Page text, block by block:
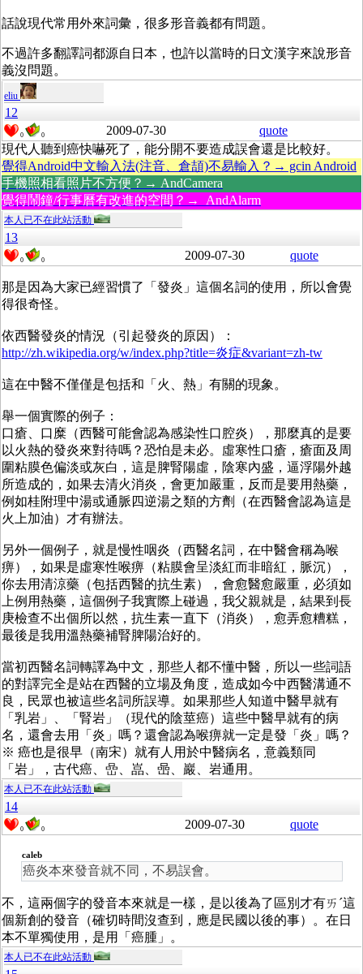
話說現代常用外來詞彙，很多形音義都有問題。
不過許多翻譯詞都源自日本，也許以當時的日文漢字來說形音
義沒問題。
eliu
12
0 0 2009-07-30
quote
現代人聽到癌快嚇死了，能分開不要造成誤會還是比較好。
覺得Android中文輸入法(注音、倉頡)不易輸入？→ gcin Android
手機照相看照片不方便？→ AndCamera
覺得鬧鐘/行事曆有改進的空間？→ AndAlarm
本人已不在此站活動
13
0 0 2009-07-30 quote
那是因為大家已經習慣了「發炎」這個名詞的使用，所以會覺
得很奇怪。
依西醫發炎的情況（引起發炎的原因）：
http://zh.wikipedia.org/w/index.php?title=炎症&variant=zh-tw
這在中醫不僅僅是包括和「火、熱」有關的現象。
舉一個實際的例子：
口瘡、口糜（西醫可能會認為感染性口腔炎），那麼真的是要
以火熱的發炎來對待嗎？恐怕是未必。虛寒性口瘡，瘡面及周
圍粘膜色偏淡或灰白，這是脾腎陽虛，陰寒內盛，逼浮陽外越
所造成的，如果去清火消炎，會更加嚴重，反而是要用熱藥，
例如桂附理中湯或通脈四逆湯之類的方劑（在西醫會認為這是
火上加油）才有辦法。
另外一個例子，就是慢性咽炎（西醫名詞，在中醫會稱為喉
痹），如果是虛寒性喉痹（粘膜會呈淡紅而非暗紅，脈沉），
你去用清涼藥（包括西醫的抗生素），會愈醫愈嚴重，必須如
上例用熱藥，這個例子我實際上碰過，我父親就是，結果到長
庚檢查不出個所以然，抗生素一直下（消炎），愈弄愈糟糕，
最後是我用溫熱藥補腎脾陽治好的。
當初西醫名詞轉譯為中文，那些人都不懂中醫，所以一些詞語
的對譯完全是站在西醫的立場及角度，造成如今中西醫溝通不
良，民眾也被這些名詞所誤導。如果那些人知道中醫早就有
「乳岩」、「腎岩」（現代的陰莖癌）這些中醫早就有的病
名，還會去用「炎」嗎？還會認為喉痹就一定是發「炎」嗎？
※ 癌也是很早（南宋）就有人用於中醫病名，意義類同
「岩」，古代癌、嵒、嵓、喦、巖、岩通用。
本人已不在此站活動
14
0 0 2009-07-30 quote
caleb
癌炎本來發音就不同，不易誤會。
不，這兩個字的發音本來就是一樣，是以後為了區別才有ㄞˊ這
個新創的發音（確切時間沒查到，應是民國以後的事）。在日
本不單獨使用，是用「癌腫」。
本人已不在此站活動